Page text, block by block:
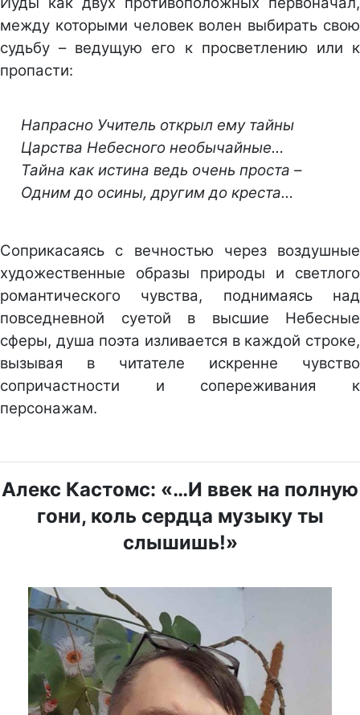
между которыми человек волен выбирать свою
судьбу – ведущую его к просветлению или к
пропасти:
Напрасно Учитель открыл ему тайны
Царства Небесного необычайные…
Тайна как истина ведь очень проста –
Одним до осины, другим до креста…
Соприкасаясь с вечностью через воздушные
художественные образы природы и светлого
романтического чувства, поднимаясь над
повседневной суетой в высшие Небесные
сферы, душа поэта изливается в каждой строке,
вызывая в читателе искренне чувство
сопричастности и сопереживания к
персонажам.
Алекс Кастомс: «…И ввек на полную
гони, коль сердца музыку ты
слышишь!»